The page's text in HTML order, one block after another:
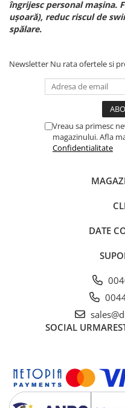
îngrijesc personal mașina.
ușoară), reduc riscul de
spălare.
Newsletter Nu rata ofertele si
Vreau sa primesc
magazinului. Afla
Confidentialitate
DATE
SOCIAL